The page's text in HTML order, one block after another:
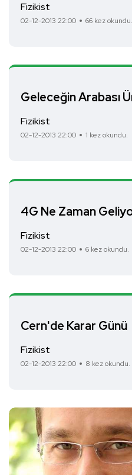
Fizikist
02-12-2013 22:00 66 kez okundu.
Geleceğin Arabası
Fizikist
02-12-2013 22:00 1 kez okundu.
4G Ne Zaman
Fizikist
02-12-2013 22:00 6 kez okundu.
Cern'de Karar Günü
Fizikist
02-12-2013 22:00 8 kez okundu.